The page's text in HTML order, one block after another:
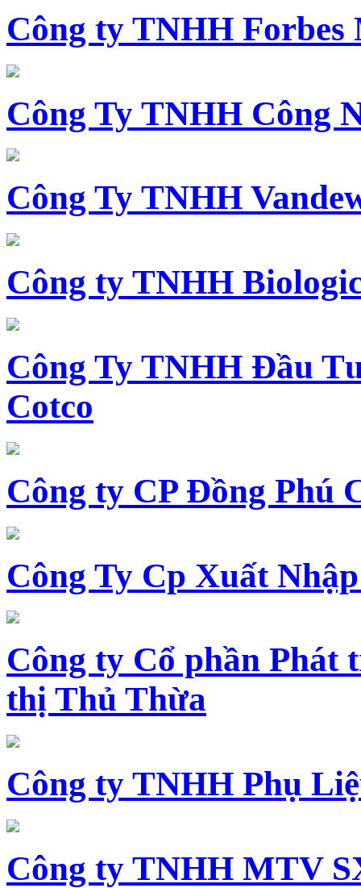
Công ty TNHH
Công Ty TNHH Công
Công Ty TNHH
Công ty TNHH
Công Ty TNHH Đầu
Cotco
Công ty CP Đồng Phú
Công Ty Cp Xuất
Công ty Cổ phần Phát
thị Thủ Thừa
Công ty TNHH Phụ
Công ty TNHH MTV